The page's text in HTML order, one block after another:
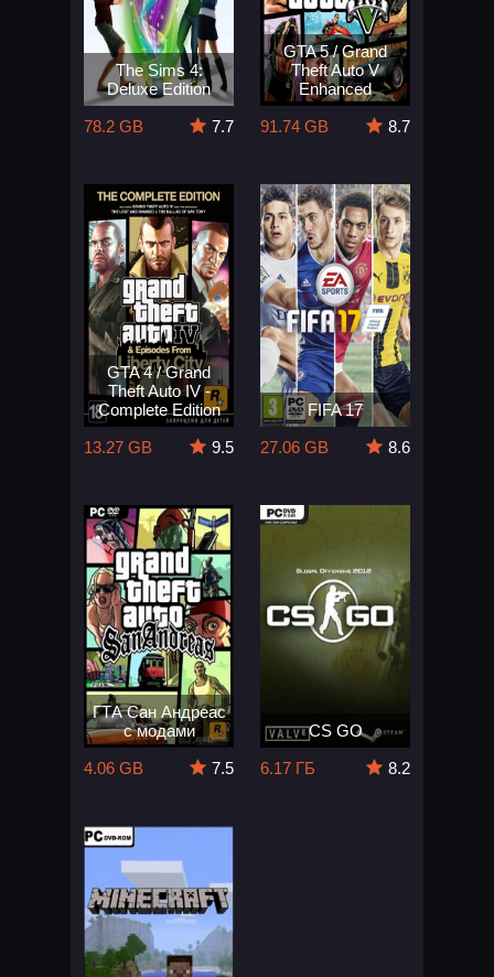
The Sims 4:
Deluxe Edition
78.2 GB
7.7
GTA 5 / Grand
Theft Auto V
Enhanced
91.74 GB
8.7
GTA 4 / Grand
Theft Auto IV -
Complete Edition
13.27 GB
9.5
FIFA 17
27.06 GB
8.6
ГТА Сан Андреас
с модами
4.06 GB
7.5
CS GO
6.17 ГБ
8.2